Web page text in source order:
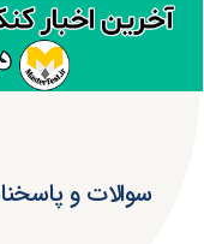
سوالات و